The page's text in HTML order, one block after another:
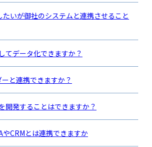
いが御社のシステムと連携させること
てデータ化できますか？
と連携できますか？
開発することはできますか？
やCRMとは連携できますか